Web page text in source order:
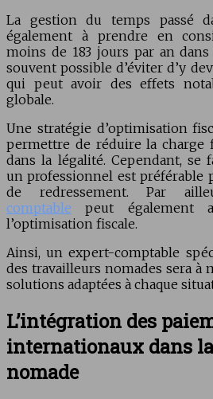
La gestion du temps passé
également à prendre en
moins de 183 jours par an
souvent possible d’éviter d’y
qui peut avoir des effets
globale.
Une stratégie d’optimisation
permettre de réduire la charge
dans la légalité. Cependant, se
un professionnel est préférable
de redressement. Par
comptable peut également
l’optimisation fiscale.
Ainsi, un expert-comptable
des travailleurs nomades sera à
solutions adaptées à chaque
L’intégration des
internationaux dans
nomade